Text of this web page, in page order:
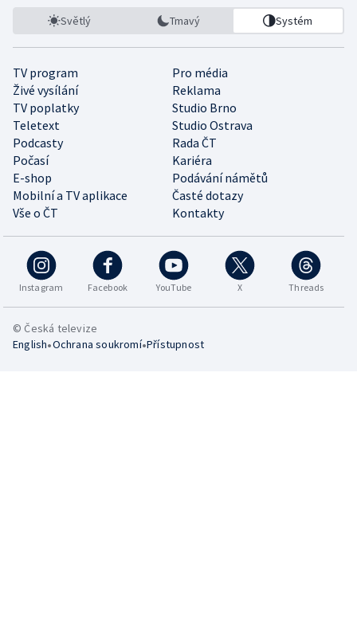
Světlý Tmavý Systém
TV program
Pro média
Živé vysílání
Reklama
TV poplatky
Studio Brno
Teletext
Studio Ostrava
Podcasty
Rada ČT
Počasí
Kariéra
E-shop
Podávání námětů
Mobilní a TV aplikace
Časté dotazy
Vše o ČT
Kontakty
Instagram Facebook YouTube X Threads
© Česká televize
English•Ochrana soukromí•Přístupnost